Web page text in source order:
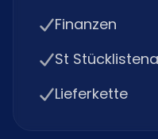
Finanzen
St
Lieferkette